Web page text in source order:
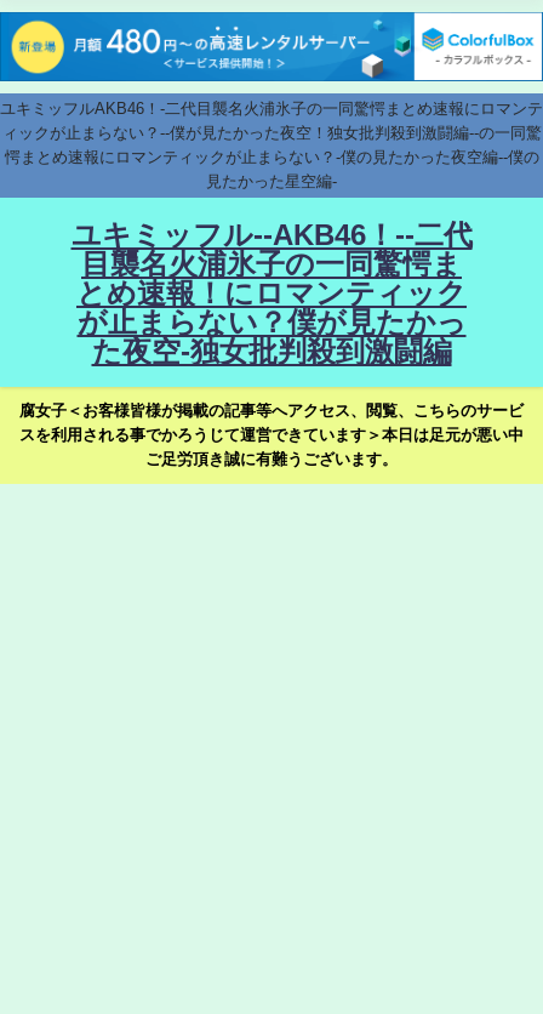
ユキミッフルAKB46！-二代目襲名火浦氷子の一同驚愕まとめ速報にロマンテ
ィックが止まらない？--僕が見たかった夜空！独女批判殺到激闘編--の一同驚
愕まとめ速報にロマンティックが止まらない？-僕の見たかった夜空編--僕の
見たかった星空編-
ユキミッフル--AKB46！--二代
目襲名火浦氷子の一同驚愕ま
とめ速報！にロマンティック
が止まらない？僕が見たかっ
た夜空-独女批判殺到激闘編
腐女子＜お客様皆様が掲載の記事等へアクセス、閲覧、こちらのサービ
スを利用される事でかろうじて運営できています＞本日は足元が悪い中
ご足労頂き誠に有難うございます。